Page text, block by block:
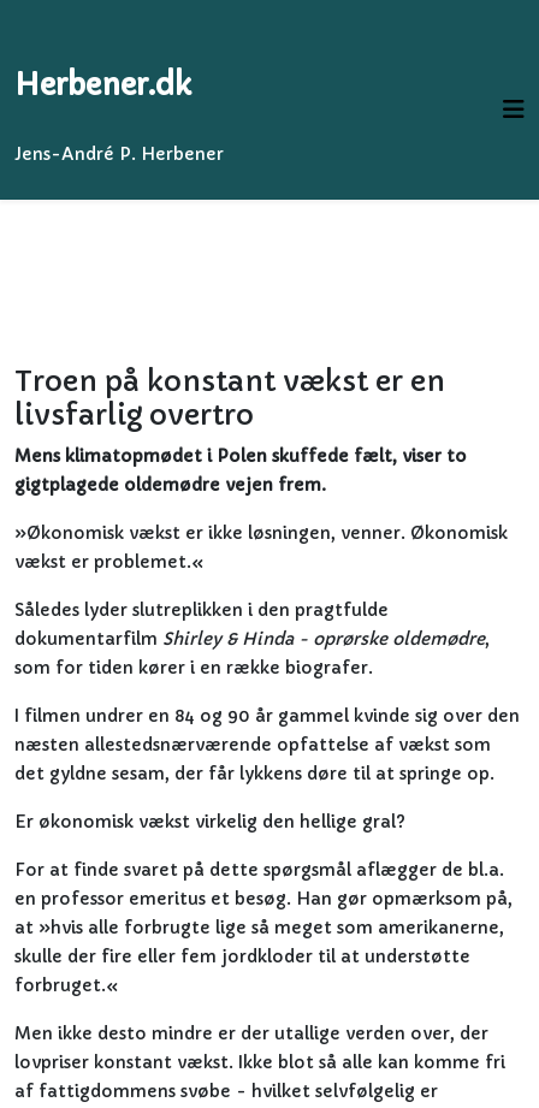
Herbener.dk
Jens-André P. Herbener
Troen på konstant vækst er en
livsfarlig overtro
Mens klimatopmødet i Polen skuffede fælt, viser to
gigtplagede oldemødre vejen frem.
»Økonomisk vækst er ikke løsningen, venner. Økonomisk
vækst er problemet.«
Således lyder slutreplikken i den pragtfulde
dokumentarfilm Shirley & Hinda - oprørske oldemødre,
som for tiden kører i en række biografer.
I filmen undrer en 84 og 90 år gammel kvinde sig over den
næsten allestedsnærværende opfattelse af vækst som
det gyldne sesam, der får lykkens døre til at springe op.
Er økonomisk vækst virkelig den hellige gral?
For at finde svaret på dette spørgsmål aflægger de bl.a.
en professor emeritus et besøg. Han gør opmærksom på,
at »hvis alle forbrugte lige så meget som amerikanerne,
skulle der fire eller fem jordkloder til at understøtte
forbruget.«
Men ikke desto mindre er der utallige verden over, der
lovpriser konstant vækst. Ikke blot så alle kan komme fri
af fattigdommens svøbe - hvilket selvfølgelig er